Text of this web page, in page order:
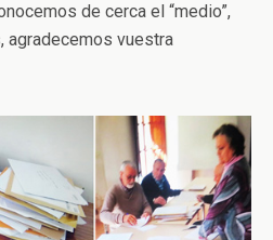
de cerca el “medio”,
agradecemos vuestra